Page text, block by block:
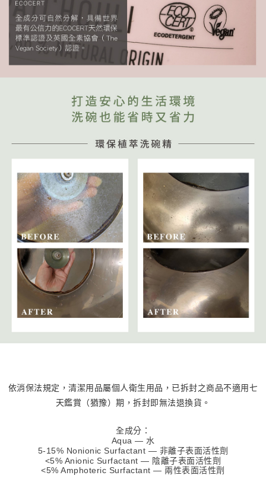
依消保法規定，清潔用品屬個人衛生用品，已拆封之商品不適用七
天鑑賞（猶豫）期，拆封即無法退換貨。
全成分：
Aqua — 水
5-15% Nonionic Surfactant — 非離子表面活性劑
<5% Anionic Surfactant — 陰離子表面活性劑
<5% Amphoteric Surfactant — 兩性表面活性劑